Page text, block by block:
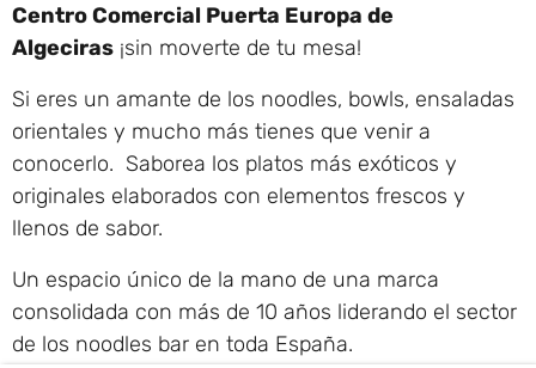
Centro Comercial Puerta Europa de
Algeciras ¡sin moverte de tu mesa!
Si eres un amante de los noodles, bowls, ensaladas
orientales y mucho más tienes que venir a
conocerlo. Saborea los platos más exóticos y
originales elaborados con elementos frescos y
llenos de sabor.
Un espacio único de la mano de una marca
consolidada con más de 10 años liderando el sector
de los noodles bar en toda España.